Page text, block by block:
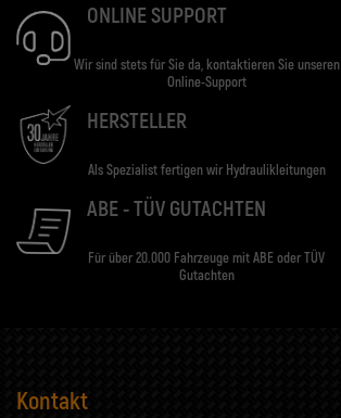
ONLINE SUPPORT
Wir sind stets für Sie da, kontaktieren Sie unseren
Online-Support
HERSTELLER
Als Spezialist fertigen wir Hydraulikleitungen
ABE - TÜV GUTACHTEN
Für über 20.000 Fahrzeuge mit ABE oder TÜV
Gutachten
Kontakt